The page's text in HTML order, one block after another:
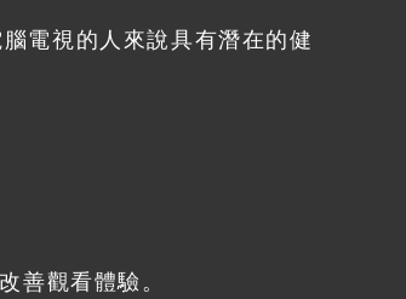
電視的人來說具有潛在的健
善觀看體驗。